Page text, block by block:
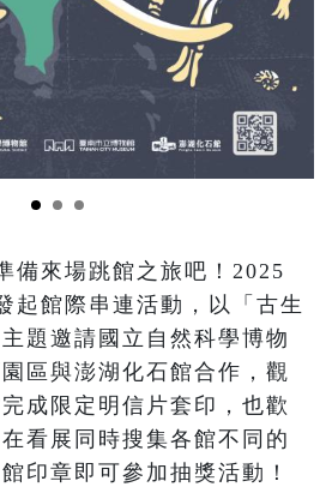
備來場跳館之旅吧！2025
起館際串連活動，以「古生
題邀請國立自然科學博物
區與澎湖化石館合作，觀
成限定明信片套印，也歡
看展同時搜集各館不同的
印章即可參加抽獎活動！